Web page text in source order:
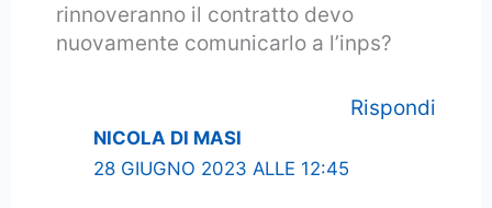
rinnoveranno il contratto devo
nuovamente comunicarlo a l’inps?
Rispondi
NICOLA DI MASI
28 GIUGNO 2023 ALLE 12:45